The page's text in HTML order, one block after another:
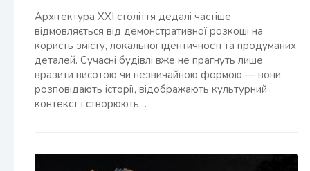
Архітектура XXI століття дедалі частіше
відмовляється від демонстративної розкоші на
користь змісту, локальної ідентичності та продуманих
деталей. Сучасні будівлі вже не прагнуть лише
вразити висотою чи незвичайною формою — вони
розповідають історії, відображають культурний
контекст і створюють…